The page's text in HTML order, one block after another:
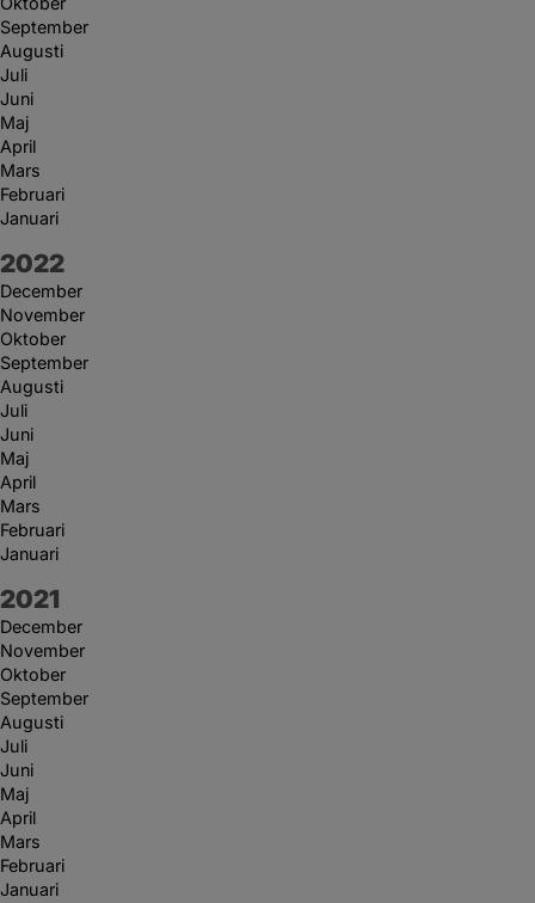
September
Augusti
Juli
Juni
Maj
April
Mars
Februari
Januari
År:
2022
December
November
Oktober
September
Augusti
Juli
Juni
Maj
April
Mars
Februari
Januari
År:
2021
December
November
Oktober
September
Augusti
Juli
Juni
Maj
April
Mars
Februari
Januari